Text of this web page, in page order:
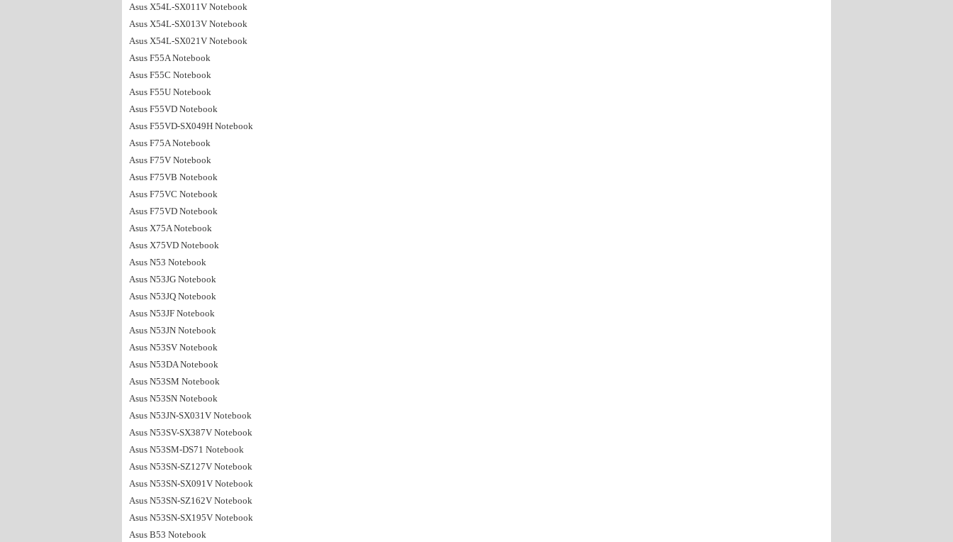
Asus X54L-SX011V Notebook
Asus X54L-SX013V Notebook
Asus X54L-SX021V Notebook
Asus F55A Notebook
Asus F55C Notebook
Asus F55U Notebook
Asus F55VD Notebook
Asus F55VD-SX049H Notebook
Asus F75A Notebook
Asus F75V Notebook
Asus F75VB Notebook
Asus F75VC Notebook
Asus F75VD Notebook
Asus X75A Notebook
Asus X75VD Notebook
Asus N53 Notebook
Asus N53JG Notebook
Asus N53JQ Notebook
Asus N53JF Notebook
Asus N53JN Notebook
Asus N53SV Notebook
Asus N53DA Notebook
Asus N53SM Notebook
Asus N53SN Notebook
Asus N53JN-SX031V Notebook
Asus N53SV-SX387V Notebook
Asus N53SM-DS71 Notebook
Asus N53SN-SZ127V Notebook
Asus N53SN-SX091V Notebook
Asus N53SN-SZ162V Notebook
Asus N53SN-SX195V Notebook
Asus B53 Notebook